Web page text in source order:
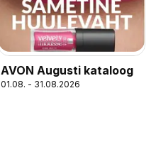
AVON Augusti kataloog
01.08. - 31.08.2026